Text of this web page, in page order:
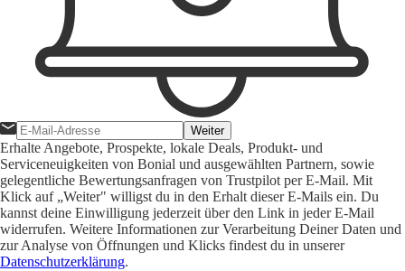
Weiter
Erhalte Angebote, Prospekte, lokale Deals, Produkt- und
Serviceneuigkeiten von Bonial und ausgewählten Partnern, sowie
gelegentliche Bewertungsanfragen von Trustpilot per E-Mail. Mit
Klick auf „Weiter" willigst du in den Erhalt dieser E-Mails ein. Du
kannst deine Einwilligung jederzeit über den Link in jeder E-Mail
widerrufen. Weitere Informationen zur Verarbeitung Deiner Daten und
zur Analyse von Öffnungen und Klicks findest du in unserer
Datenschutzerklärung.